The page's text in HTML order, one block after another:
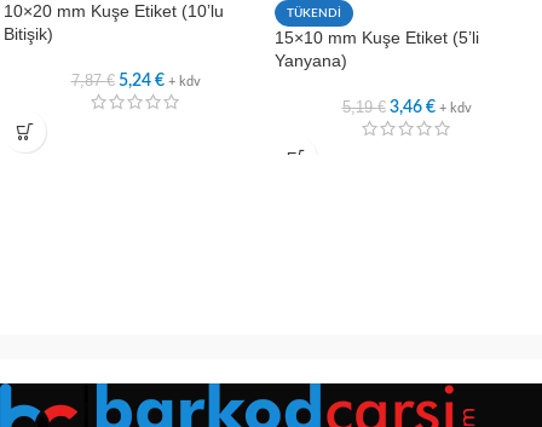
10×20 mm Kuşe Etiket (10’lu
Bitişik)
7,87€ 5,24 € + kdv
TÜKENDİ
15×10 mm Kuşe Etiket (5’li
Yanyana)
5,19€ 3,46 € + kdv